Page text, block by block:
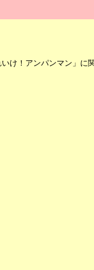
いけ！アンパンマン」に